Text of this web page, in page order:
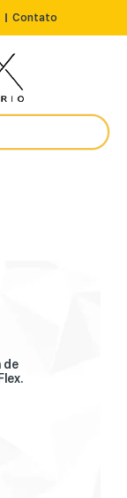
Contato
de